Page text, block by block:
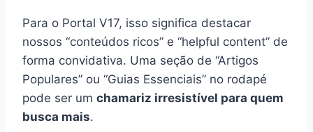
Para o Portal V17, isso significa destacar
nossos “conteúdos ricos” e “helpful content” de
forma convidativa. Uma seção de “Artigos
Populares” ou “Guias Essenciais” no rodapé
pode ser um chamariz irresistível para quem
busca mais.